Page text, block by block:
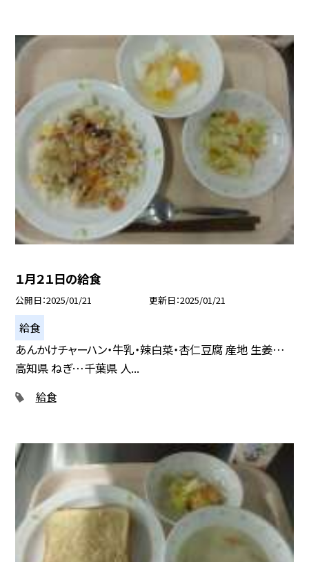
１月２１日の給食
公開日 2025/01/21 更新日 2025/01/21
給食
あんかけチャーハン・牛乳・辣白菜・杏仁豆腐 産地 生姜…
高知県 ねぎ…千葉県 人...
給食